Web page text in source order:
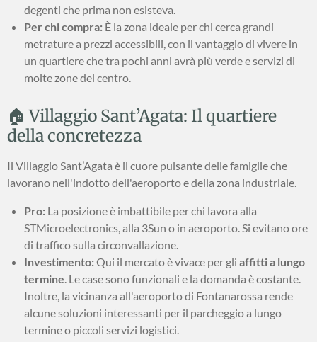
degenti che prima non esisteva.
Per chi compra: È la zona ideale per chi cerca grandi
metrature a prezzi accessibili, con il vantaggio di vivere in
un quartiere che tra pochi anni avrà più verde e servizi di
molte zone del centro.
🏠 Villaggio Sant’Agata: Il quartiere
della concretezza
Il Villaggio Sant’Agata è il cuore pulsante delle famiglie che
lavorano nell'indotto dell'aeroporto e della zona industriale.
Pro: La posizione è imbattibile per chi lavora alla
STMicroelectronics, alla 3Sun o in aeroporto. Si evitano ore
di traffico sulla circonvallazione.
Investimento:Qui il mercato è vivace per gli affitti a lungo
termine . Le case sono funzionali e la domanda è costante.
Inoltre, la vicinanza all'aeroporto di Fontanarossa rende
alcune soluzioni interessanti per il parcheggio a lungo
termine o piccoli servizi logistici.